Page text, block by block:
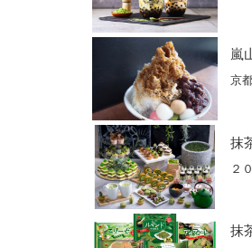
嵐
京
抹
２
抹